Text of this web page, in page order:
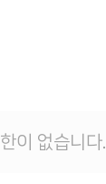
이 없습니다.